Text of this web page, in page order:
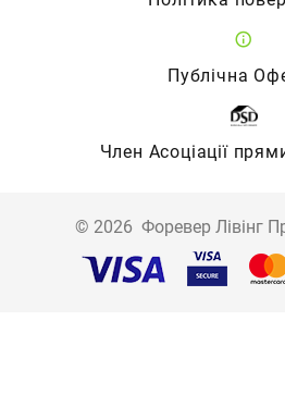
Публічна
Член Асоціації
© 2026 Форевер Лівінг